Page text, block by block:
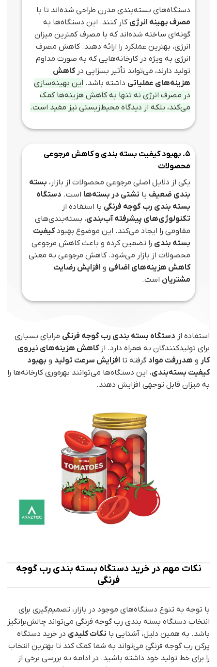
دستگاه‌های بسته‌بندی مدرن طراحی شده‌اند تا با
مصرف بهینه انرژی کار کنند. این دستگاه‌ها به
گونه‌ای ساخته شده‌اند که با مصرف کمترین میزان
انرژی، بهترین عملکرد را ارائه دهند. کاهش مصرف
انرژی به ویژه در کارخانه‌هایی که به صورت مداوم
تولید دارند، می‌تواند تأثیر بسزایی درکاهش
هزینه‌های عملیاتی داشته باشد. این بهینه‌سازی
در مصرف انرژی نه تنها به کاهش هزینه‌ها کمک
می‌کند، بلکه از دیدگاه محیط‌زیستی نیز مفید است.
5. بهبود کیفیت بسته‌ بندی و کاهش مرجوعی
محصولات
یکی از دلایل اصلی مرجوعی محصولات از بازار، بسته‌
بندی ضعیف یا نشتی در بسته‌ها است. دستگاه
بسته‌ بندی رب گوجه فرنگی با استفاده از
تکنولوژی‌های پیشرفته آب‌بندی، بسته‌بندی‌های
مقاومی را ایجاد می‌کند. این موضوع بهبودکیفیت
بسته‌ بندی را تضمین کرده و باعث کاهش مرجوعی
محصولات از بازار می‌شود. کاهش مرجوعی به معنی
کاهش هزینه‌های اضافی و افزایش رضایت
مشتریان است.
استفاده از دستگاه بسته‌ بندی رب گوجه فرنگی مزایای بسیاری
برای تولیدکنندگان به همراه دارد. ازکاهش هزینه‌های نیروی
کار و هدررفت مواد گرفته تا افزایش سرعت تولید و بهبود
کیفیت بسته‌بندی، این دستگاه‌ها می‌توانند بهره‌وری کارخانه‌ها را
به میزان قابل توجهی افزایش دهند.
نکات مهم در خرید دستگاه بسته‌ بندی رب گوجه
فرنگی
با توجه به تنوع دستگاه‌های موجود در بازار، تصمیم‌گیری برای
انتخاب دستگاه بسته بندی رب گوجه فرنگی می‌تواند چالش‌برانگیز
باشد. به همین دلیل، آشنایی با نکات کلیدی در خرید دستگاه
پرکن رب گوجه فرنگی می‌تواند به شما کمک کند تا بهترین انتخاب
را برای خط تولید خود داشته باشید. در ادامه به بررسی برخی از